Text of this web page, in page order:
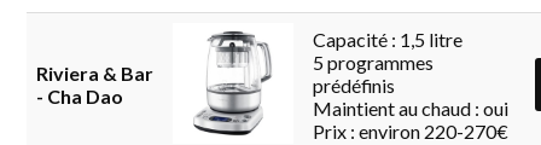
Riviera & Bar
- Cha Dao
Capacité : 1,5 litre
5 programmes
prédéfinis
Maintient au chaud : oui
Prix : environ 220-270€